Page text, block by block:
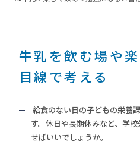
牛乳を飲む場や
目線で考える
給食のない日の子どもの栄養
す。休日や長期休みなど、学
せばいいでしょうか。